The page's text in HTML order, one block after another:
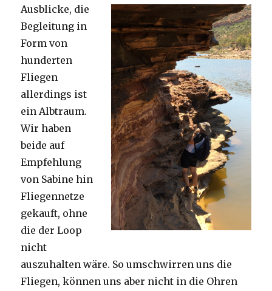
Ausblicke, die
Begleitung in
Form von
hunderten
Fliegen
allerdings ist
ein Albtraum.
Wir haben
beide auf
Empfehlung
von Sabine hin
Fliegennetze
gekauft, ohne
die der Loop
nicht
auszuhalten wäre. So umschwirren uns die
Fliegen, können uns aber nicht in die Ohren